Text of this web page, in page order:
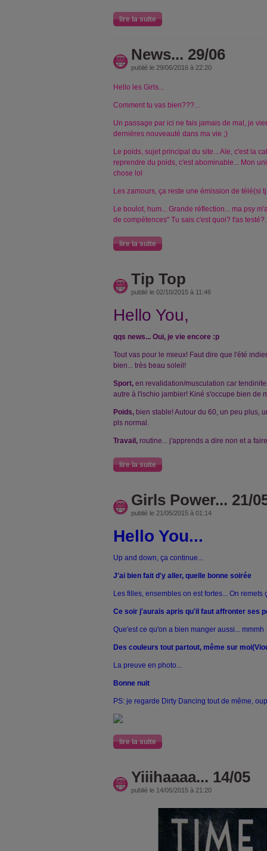
lire la suite
News... 29/06
publié le 29/06/2016 à 22:20
Hello les Girls...
Comment tu vas bien???...
Un passage par ici ne fais jamais de mal, je
dernières nouveauté dans ma vie ;)
Le poids, sujet principal du site... Aïe, c'est la
reprendre du poids, c'est abominable... Mon
chose lol
Les zamours, ça reste une émission de télé(si
Le boulot, hum... Grande réflection... ma psy
de compétences" Tu sais c'est quoi? t'as
lire la suite
Tip Top
publié le 02/10/2015 à 11:46
Hello You,
qqs news... Oui, je vie encore :p
Tout vas pour le mieux! Faut dire que l'été
bien... très beau soleil!
Sport, en revalidation/musculation car
autre à l'ischio jambier! Kiné s'occupe bien de
Poids, bien stable! Autour du 60, un peu plus,
pls normal.
Travail, routine... j'apprends a dire non et a
lire la suite
Girls Power... 21/
publié le 21/05/2015 à 01:14
Hello You...
Up and down, ça continue...
J'ai bien fait d'y aller, quelle bonne soirée
Les filles, ensembles on est fortes... On
Ce soir j'aurais apris qu'il faut affronter ses
Que'est ce qu'on a bien manger aussi... mmmh
Des couleurs tout partout, même sur
La preuve en photo...
Bonne nuit
PS: je regarde Dirty Dancing tout de même,
lire la suite
Yiiihaaaa... 14/05
publié le 14/05/2015 à 21:20